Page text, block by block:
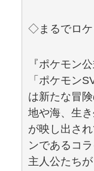
◇まるでロケ
『ポケモン
「ポケモン
は新たな冒
地や海、生
が映し出さ
ンであるコ
主人公たち